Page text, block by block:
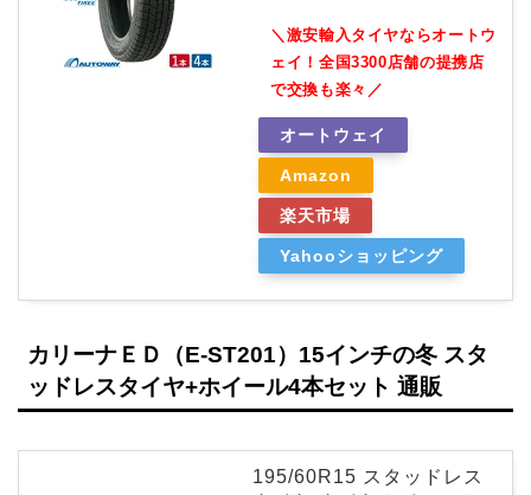
＼激安輸入タイヤならオートウ
ェイ！全国3300店舗の提携店
で交換も楽々／
オートウェイ
Amazon
楽天市場
Yahooショッピング
カリーナＥＤ（E-ST201）15インチの冬 スタ
ッドレスタイヤ+ホイール4本セット 通販
195/60R15 スタッドレス